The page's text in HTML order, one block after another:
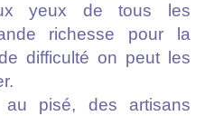
yeux de tous les
richesse pour la
difficulté on peut les
pisé, des artisans